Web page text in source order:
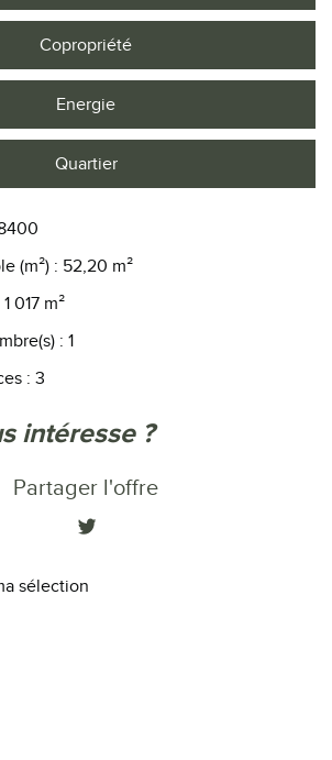
Copropriété
Energie
Quartier
(m²) : 52,20 m²
017 m²
: 1
: 3
le-rotrou (28400)
intéresse ?
Partager l'offre
sélection